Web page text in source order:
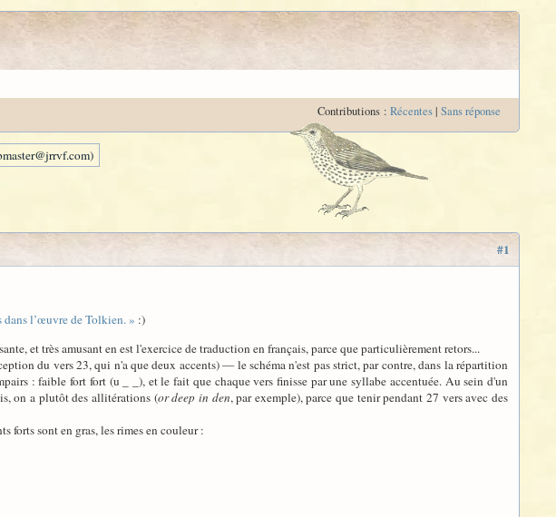
Contributions : Récentes| Sans réponse
#1
l’œuvre de Tolkien. » :)
et très amusant en est l'exercice de traduction en français, parce que particulièrement retors...
du vers 23, qui n'a que deux accents) — le schéma n'est pas strict, par contre, dans la répartition
: faible fort fort (u _ _), et le fait que chaque vers finisse par une syllabe accentuée. Au sein d'un
on a plutôt des allitérations (or deep in den, par exemple), parce que tenir pendant 27 vers avec des
forts sont en gras, les rimes en couleur :